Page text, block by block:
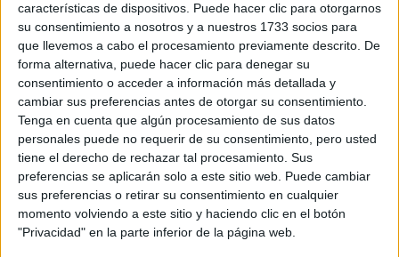
características de dispositivos. Puede hacer clic para otorgarnos
su consentimiento a nosotros y a nuestros 1733 socios para
que llevemos a cabo el procesamiento previamente descrito. De
forma alternativa, puede hacer clic para denegar su
consentimiento o acceder a información más detallada y
cambiar sus preferencias antes de otorgar su consentimiento.
Tenga en cuenta que algún procesamiento de sus datos
personales puede no requerir de su consentimiento, pero usted
tiene el derecho de rechazar tal procesamiento. Sus
preferencias se aplicarán solo a este sitio web. Puede cambiar
sus preferencias o retirar su consentimiento en cualquier
momento volviendo a este sitio y haciendo clic en el botón
"Privacidad" en la parte inferior de la página web.
Inicio
Etiquetas:
La universidad - un mundo
Bioinformática - Bioestadística - Biología Computacional